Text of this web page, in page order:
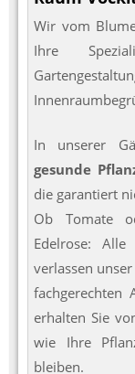
Wir vom
Ihre
In unserer
gesunde
die garantiert
Ob Tomate
Edelrose:
verlassen
fachgerechten
erhalten Sie
wie Ihre
bleiben.